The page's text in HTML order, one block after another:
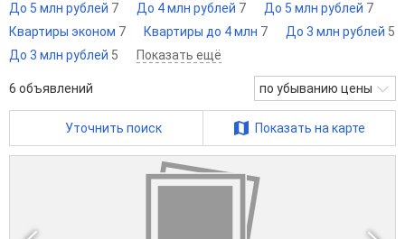
До 5 млн рублей 7 До 4 млн рублей 7 До 5 млн рублей 7
Квартиры эконом 7 Квартиры до 4 млн 7 До 3 млн рублей 5
До 3 млн рублей 5 Показать ещё
6 объявлений по убыванию цены
Уточнить поиск Показать на карте